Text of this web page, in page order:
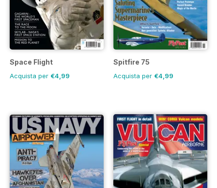
Space Flight
Acquista per €4,99
Spitfire 75
Acquista per €4,99